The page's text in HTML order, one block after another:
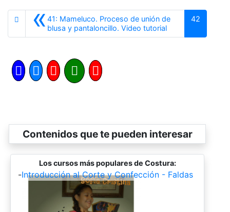
«41: Mameluco. Proceso de unión de
blusa y pantaloncillo. Video tutorialAnterior
42
Contenidos que te pueden interesar
Los cursos más populares de Costura:
-Introducción al Corte y Confección - Faldas